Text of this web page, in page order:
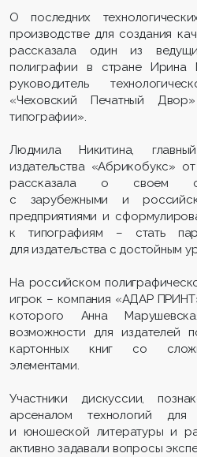
О последних
производстве для создания
рассказала один из
полиграфии в стране Ирина
руководитель
«Чеховский Печатный
типографии».
Людмила Никитина,
издательства «Абрикобукс»
рассказала о своем
с зарубежными и
предприятиями и
к типографиям – стать
для издательства с достойным
На российском
игрок – компания «АДАР
которого Анна
возможности для издателей
картонных книг со
элементами.
Участники дискуссии,
арсеналом технологий для
и юношеской литературы и
активно задавали вопросы